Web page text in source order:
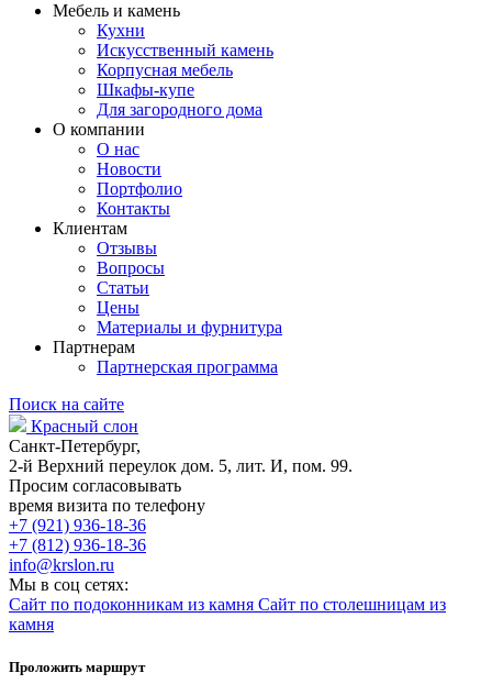
Мебель и камень
Кухни
Искусственный камень
Корпусная мебель
Шкафы-купе
Для загородного дома
О компании
О нас
Новости
Портфолио
Контакты
Клиентам
Отзывы
Вопросы
Статьи
Цены
Материалы и фурнитура
Партнерам
Партнерская программа
Поиск на сайте
Красный слон
Санкт-Петербург,
2-й Верхний переулок дом. 5, лит. И, пом. 99.
Просим согласовывать
время визита по телефону
+7 (921) 936-18-36
+7 (812) 936-18-36
info@krslon.ru
Мы в соц сетях:
Сайт по подоконникам из камня Сайт по столешницам из
камня
Проложить маршрут